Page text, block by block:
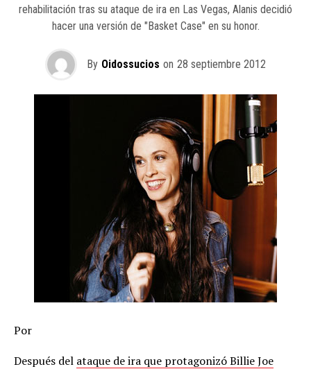
rehabilitación tras su ataque de ira en Las Vegas, Alanis decidió
hacer una versión de "Basket Case" en su honor.
By Oidossucios on 28 septiembre 2012
Por
Después del ataque de ira que protagonizó Billie Joe